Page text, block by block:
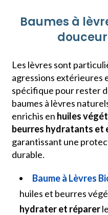
Baumes à
Les lèvres sont
agressions extérieures
spécifique pour rester
baumes à lèvres
enrichis en huiles
beurres hydratants et
garantissant une
durable.
Baume à Lèvres
huiles et beurres
hydrater et réparer